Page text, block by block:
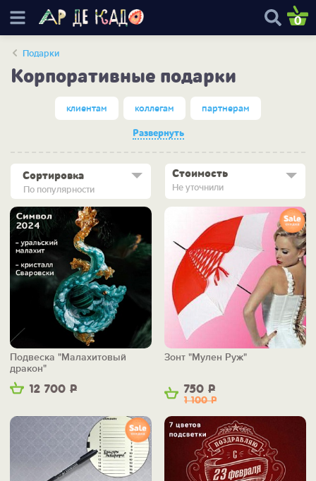
0
Подарки
Корпоративные подарки
клиентам коллегам партнерам
Развернуть
По популярности
Сортировка Стоимость
Не уточнили
12 700 Р
Подвеска "Малахитовый
дракон"
750 Р
1 100Р
Зонт "Мулен Руж"